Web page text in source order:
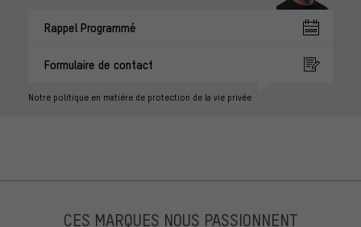
Rappel Programmé
Formulaire de contact
Notre politique en matière de protection de la vie privée
CES MARQUES NOUS PASSIONNENT